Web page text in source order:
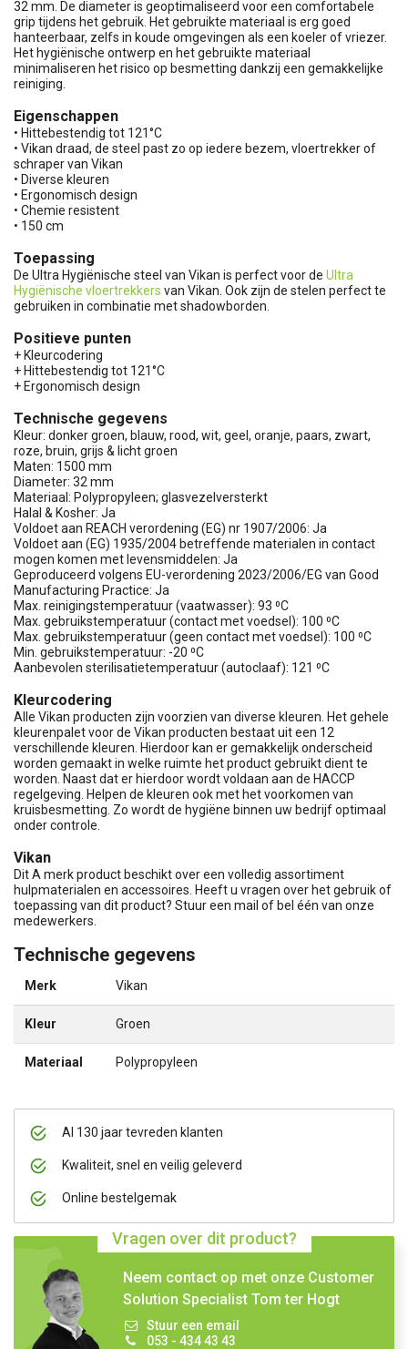
Al 130 jaar tevreden klanten
Kwaliteit, snel en veilig geleverd
Online bestelgemak
Vragen over dit product?
Neem contact op met onze Customer
Solution Specialist Tom ter Hogt
Stuur een email
053 - 434 43 43
32 mm. De diameter is geoptimaliseerd voor een comfortabele
grip tijdens het gebruik. Het gebruikte materiaal is erg goed
hanteerbaar, zelfs in koude omgevingen als een koeler of vriezer.
Het hygiënische ontwerp en het gebruikte materiaal
minimaliseren het risico op besmetting dankzij een gemakkelijke
reiniging.
Eigenschappen
• Hittebestendig tot 121°C
• Vikan draad, de steel past zo op iedere bezem, vloertrekker of
schraper van Vikan
• Diverse kleuren
• Ergonomisch design
• Chemie resistent
• 150 cm
Toepassing
De Ultra Hygiënische steel van Vikan is perfect voor de Ultra
Hygiënische vloertrekkers van Vikan. Ook zijn de stelen perfect te
gebruiken in combinatie met shadowborden.
Positieve punten
+ Kleurcodering
+ Hittebestendig tot 121°C
+ Ergonomisch design
Technische gegevens
Kleur: donker groen, blauw, rood, wit, geel, oranje, paars, zwart,
roze, bruin, grijs & licht groen
Maten: 1500 mm
Diameter: 32 mm
Materiaal: Polypropyleen; glasvezelversterkt
Halal & Kosher: Ja
Voldoet aan REACH verordening (EG) nr 1907/2006: Ja
Voldoet aan (EG) 1935/2004 betreffende materialen in contact
mogen komen met levensmiddelen: Ja
Geproduceerd volgens EU-verordening 2023/2006/EG van Good
Manufacturing Practice: Ja
Max. reinigingstemperatuur (vaatwasser): 93 ⁰C
Max. gebruikstemperatuur (contact met voedsel): 100 ⁰C
Max. gebruikstemperatuur (geen contact met voedsel): 100 ⁰C
Min. gebruikstemperatuur: -20 ⁰C
Aanbevolen sterilisatietemperatuur (autoclaaf): 121 ⁰C
Kleurcodering
Alle Vikan producten zijn voorzien van diverse kleuren. Het gehele
kleurenpalet voor de Vikan producten bestaat uit een 12
verschillende kleuren. Hierdoor kan er gemakkelijk onderscheid
worden gemaakt in welke ruimte het product gebruikt dient te
worden. Naast dat er hierdoor wordt voldaan aan de HACCP
regelgeving. Helpen de kleuren ook met het voorkomen van
kruisbesmetting. Zo wordt de hygiëne binnen uw bedrijf optimaal
onder controle.
Vikan
Dit A merk product beschikt over een volledig assortiment
hulpmaterialen en accessoires. Heeft u vragen over het gebruik of
toepassing van dit product? Stuur een mail of bel één van onze
medewerkers.
Technische gegevens
Merk Vikan
Kleur Groen
Materiaal Polypropyleen